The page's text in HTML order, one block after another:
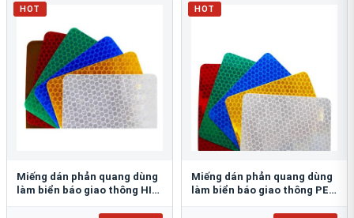
HOT
Miếng dán phản quang dùng
làm biển báo giao thông HIP
HOT
Miếng dán phản quang dùng
làm biển báo giao thông PEG